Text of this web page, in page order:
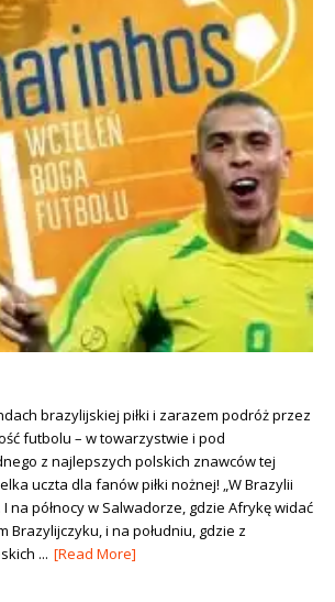
brazylijskiej piłki i zarazem podróż przez
futbolu – w towarzystwie i pod
z najlepszych polskich znawców tej
uczta dla fanów piłki nożnej! „W Brazylii
na północy w Salwadorze, gdzie Afrykę widać
Brazylijczyku, i na południu, gdzie z
... [Read More]